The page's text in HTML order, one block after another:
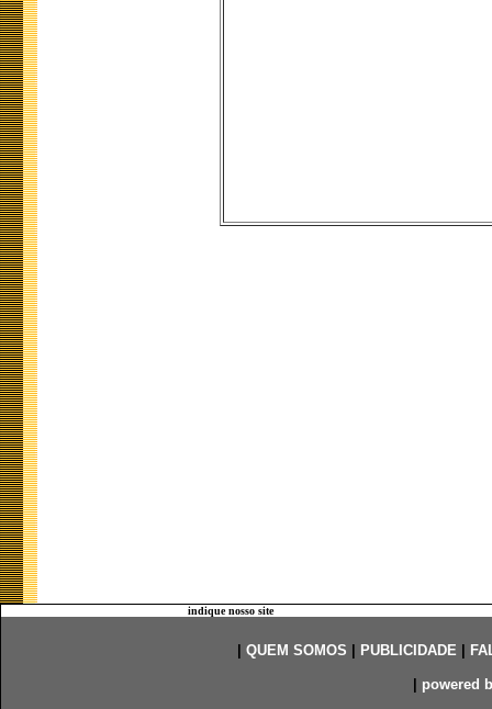
indique nosso site
QUEM SOMOS PUBLICIDADE|
powered